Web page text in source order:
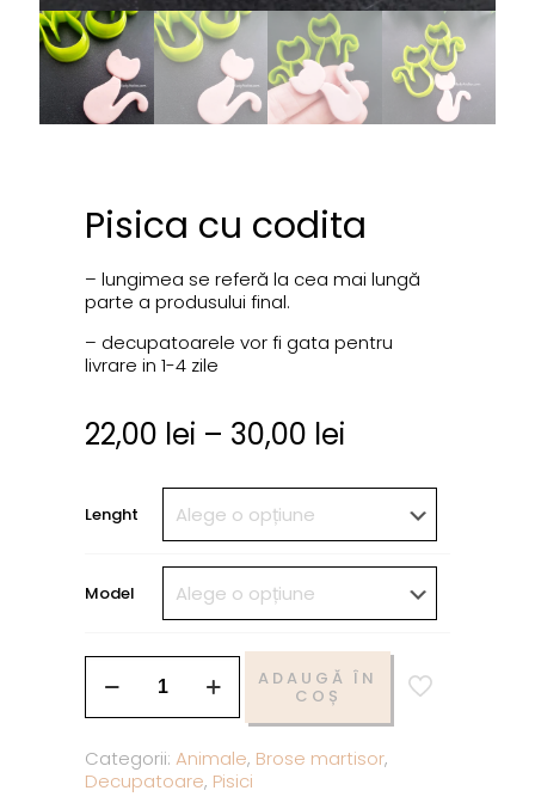
Pisica cu codita
– lungimea se referă la cea mai lungă
parte a produsului final.
– decupatoarele vor fi gata pentru
livrare in 1-4 zile
22,00 lei – 30,00 lei
Lenght
Model
ADAUGĂ ÎN
COȘ
Categorii:Animale, Brose martisor,
Decupatoare, Pisici